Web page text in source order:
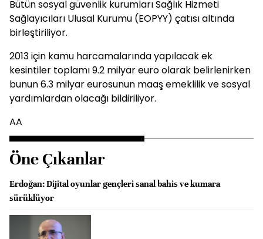
Bütün sosyal güvenlik kurumları Sağlık Hizmeti
Sağlayıcıları Ulusal Kurumu (EOPYY) çatısı altında
birleştiriliyor.
2013 için kamu harcamalarında yapılacak ek
kesintiler toplamı 9.2 milyar euro olarak belirlenirken
bunun 6.3 milyar eurosunun maaş emeklilik ve sosyal
yardımlardan olacağı bildiriliyor.
AA
Öne Çıkanlar
Erdoğan: Dijital oyunlar gençleri sanal bahis ve kumara
sürüklüyor